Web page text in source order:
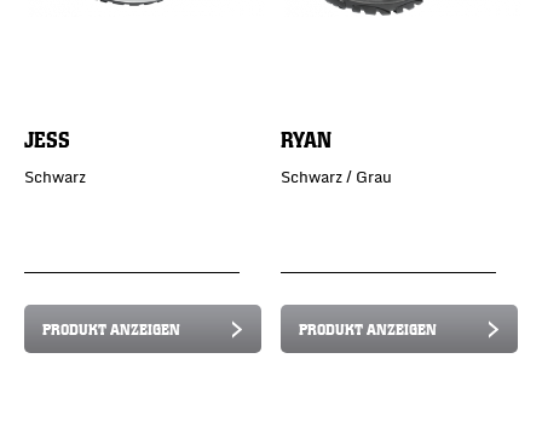
JESS
Schwarz
PRODUKT ANZEIGEN
RYAN
Schwarz / Grau
PRODUKT ANZEIGEN